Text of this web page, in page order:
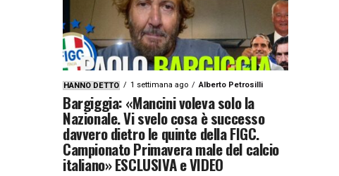
HANNO DETTO 1 settimana ago Alberto Petrosilli
Bargiggia: «Mancini voleva solo la
Nazionale. Vi svelo cosa è successo
davvero dietro le quinte della FIGC.
Campionato Primavera male del calcio
italiano» ESCLUSIVA e VIDEO